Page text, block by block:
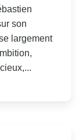
son
largement